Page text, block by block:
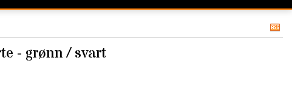
- grønn / svart